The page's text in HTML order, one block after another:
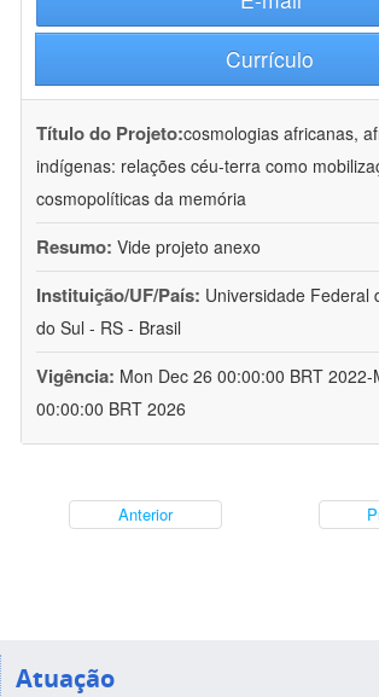
Currículo
Título do Projeto:cosmologias africanas,
indígenas: relações céu-terra como
cosmopolíticas da memória
Resumo: Vide projeto anexo
Instituição/UF/País: Universidade Federal
do Sul - RS - Brasil
Vigência: Mon Dec 26 00:00:00 BRT 2022-
00:00:00 BRT 2026
Anterior
Atuação